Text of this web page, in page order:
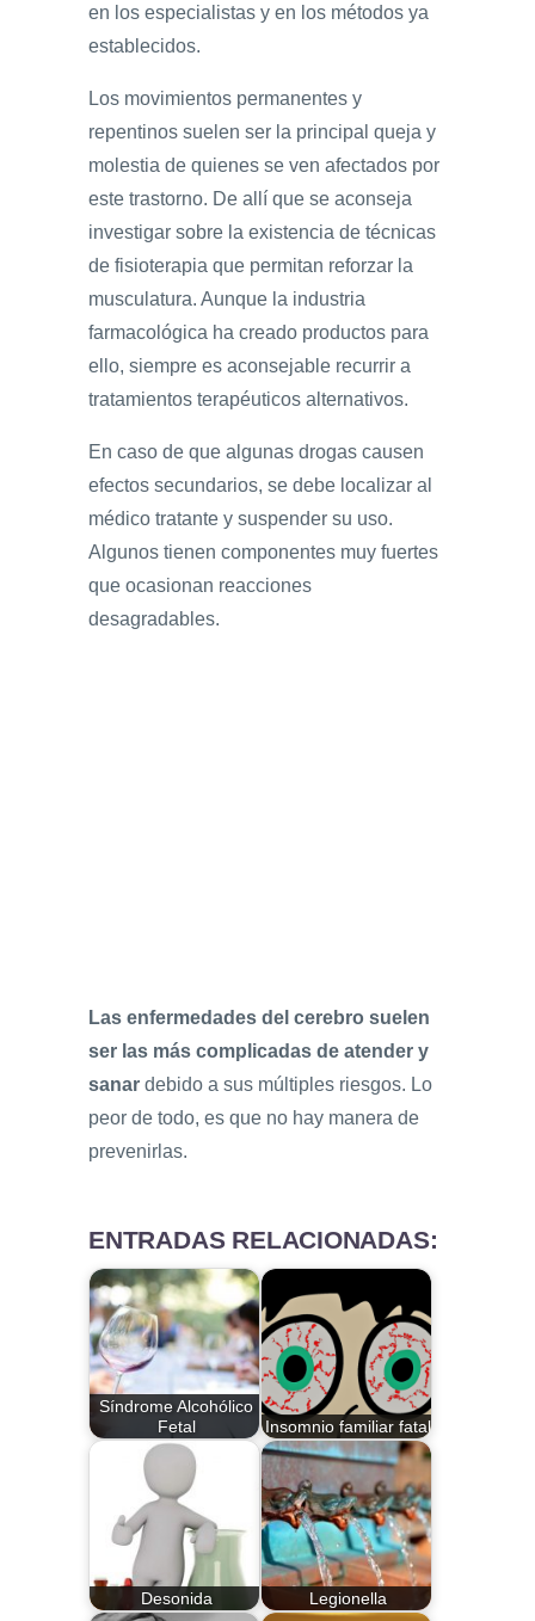
en los especialistas y en los métodos ya
establecidos.
Los movimientos permanentes y
repentinos suelen ser la principal queja y
molestia de quienes se ven afectados por
este trastorno. De allí que se aconseja
investigar sobre la existencia de técnicas
de fisioterapia que permitan reforzar la
musculatura. Aunque la industria
farmacológica ha creado productos para
ello, siempre es aconsejable recurrir a
tratamientos terapéuticos alternativos.
En caso de que algunas drogas causen
efectos secundarios, se debe localizar al
médico tratante y suspender su uso.
Algunos tienen componentes muy fuertes
que ocasionan reacciones
desagradables.
Las enfermedades del cerebro suelen
ser las más complicadas de atender y
sanar debido a sus múltiples riesgos. Lo
peor de todo, es que no hay manera de
prevenirlas.
ENTRADAS RELACIONADAS:
Síndrome Alcohólico
Fetal
Insomnio familiar fatal
Desonida Legionella